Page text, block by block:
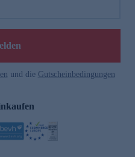
und die Gutscheinbedingungen